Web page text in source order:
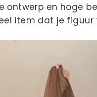
ontwerp en hoge
item dat je